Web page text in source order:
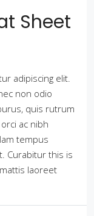
Sheet
adipiscing elit.
non odio
quis rutrum
ac nibh
tempus
Curabitur this is
laoreet